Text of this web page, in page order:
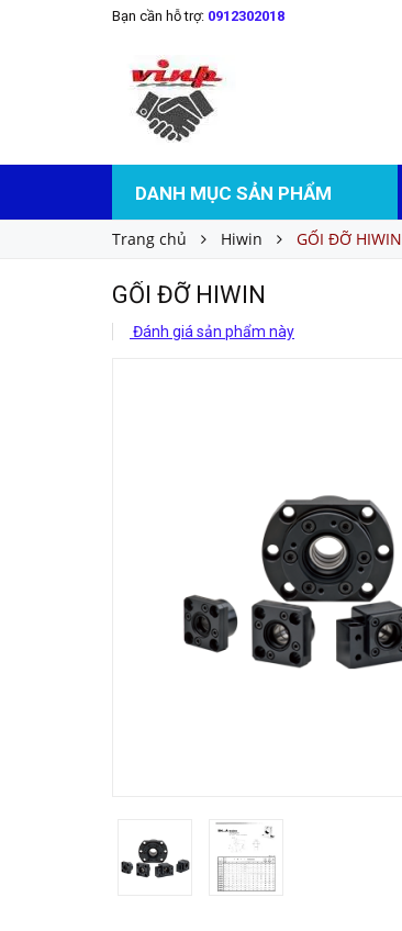
Bạn cần hỗ trợ: 0912302018
DANH MỤC SẢN PHẨM
Trang chủ Hiwin GỐI ĐỠ HIWIN
GỐI ĐỠ HIWIN
Đánh giá sản phẩm này
GỐI ĐỠ HIWIN